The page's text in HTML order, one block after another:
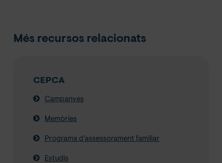
Més recursos relacionats
CEPCA
Campanyes
Memòries
Programa d’assessorament familiar
Estudis